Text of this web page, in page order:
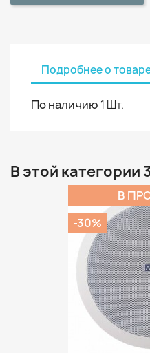
Подробнее о
По наличию 1 Шт.
В этой категории
В
-30%